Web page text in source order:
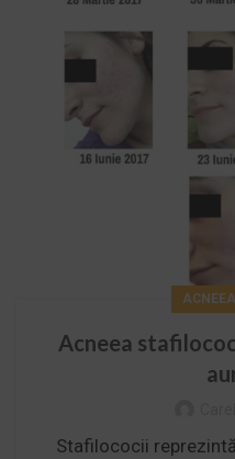
ACNEEA
Acneea
Stafilococii